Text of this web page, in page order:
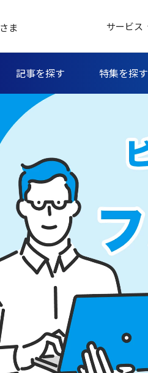
ま サービス
記事を探す 特集を探す